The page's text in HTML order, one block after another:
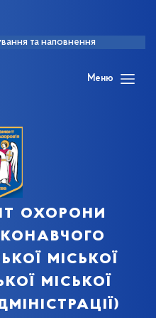
та наповнення
Меню
охорони
міської
міської